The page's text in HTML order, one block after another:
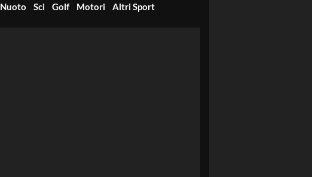
Nuoto Sci Golf Motori Altri Sport